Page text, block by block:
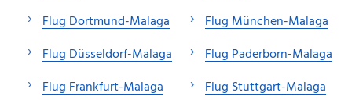
Flug Dortmund-Malaga
Flug Düsseldorf-Malaga
Flug Frankfurt-Malaga
Flug München-Malaga
Flug Paderborn-Malaga
Flug Stuttgart-Malaga